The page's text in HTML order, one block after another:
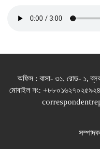
অফিস : বাসা- ৩১, রোড- ১,
মোবাইল নং: